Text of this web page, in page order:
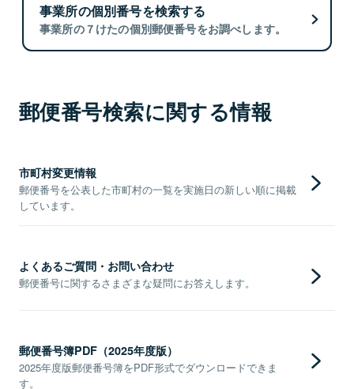
事業所の個別番号を検索する
事業所の７けたの個別郵便番号をお調べします。
郵便番号検索に関する情報
市町村変更情報
郵便番号を公表した市町村の一覧を実施日の新しい順に掲載
しています。
よくあるご質問・お問い合わせ
郵便番号に関するさまざまな疑問にお答えします。
郵便番号簿PDF（2025年度版）
2025年度版郵便番号簿をPDF形式でダウンロードできま
す。